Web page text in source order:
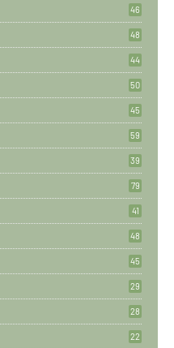
46
48
44
50
45
59
39
79
41
48
45
29
28
22